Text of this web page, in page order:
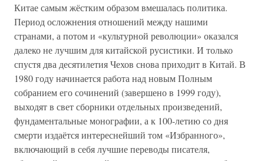
Китае самым жёстким образом вмешалась политика.
Период осложнения отношений между нашими
странами, а потом и «культурной революции» оказался
далеко не лучшим для китайской русистики. И только
спустя два десятилетия Чехов снова приходит в Китай. В
1980 году начинается работа над новым Полным
собранием его сочинений (завершено в 1999 году),
выходят в свет сборники отдельных произведений,
фундаментальные монографии, а к 100-летию со дня
смерти издаётся интереснейший том «Избранного»,
включающий в себя лучшие переводы писателя,